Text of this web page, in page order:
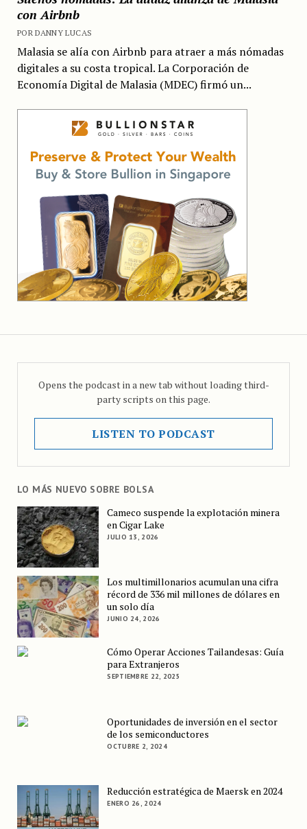
con Airbnb
POR DANNY LUCAS
Malasia se alía con Airbnb para atraer a más nómadas
digitales a su costa tropical. La Corporación de
Economía Digital de Malasia (MDEC) firmó un...
Opens the podcast in a new tab without loading third-
party scripts on this page.
LISTEN TO PODCAST
LO MÁS NUEVO SOBRE BOLSA
Cameco suspende la explotación minera
en Cigar Lake
JULIO 13, 2026
Los multimillonarios acumulan una cifra
récord de 336 mil millones de dólares en
un solo día
JUNIO 24, 2026
Cómo Operar Acciones Tailandesas: Guía
para Extranjeros
SEPTIEMBRE 22, 2025
Oportunidades de inversión en el sector
de los semiconductores
OCTUBRE 2, 2024
Reducción estratégica de Maersk en 2024
ENERO 26, 2024